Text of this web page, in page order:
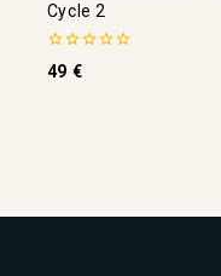
Cycle 2
0
de
49 €